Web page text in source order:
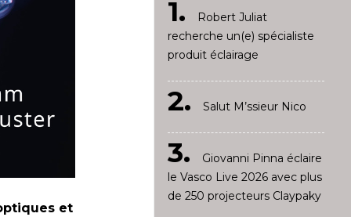
et
Robert Juliat
recherche un(e) spécialiste
produit éclairage
Salut M’ssieur Nico
Giovanni Pinna éclaire
le Vasco Live 2026 avec plus
de 250 projecteurs Claypaky